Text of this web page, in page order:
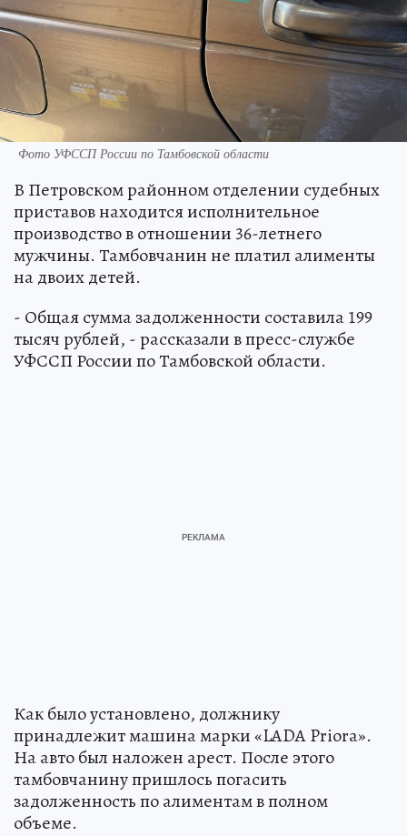
Фото УФССП России по Тамбовской области
В Петровском районном отделении судебных
приставов находится исполнительное
производство в отношении 36-летнего
мужчины. Тамбовчанин не платил алименты
на двоих детей.
- Общая сумма задолженности составила 199
тысяч рублей, - рассказали в пресс-службе
УФССП России по Тамбовской области.
Как было установлено, должнику
принадлежит машина марки «LADA Priora».
На авто был наложен арест. После этого
тамбовчанину пришлось погасить
задолженность по алиментам в полном
объеме.